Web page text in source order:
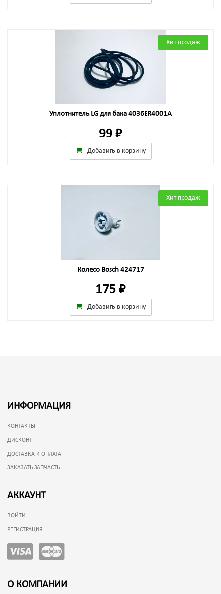
Хит продаж
Уплотнитель LG для бака 4036ER4001A
99 ₽
Добавить в корзину
Хит продаж
Колесо Bosch 424717
175 ₽
Добавить в корзину
ИНФОРМАЦИЯ
КОНТАКТЫ
ДИСКОНТ
ДОСТАВКА И ОПЛАТА
ЗАКАЗАТЬ ЗАПЧАСТЬ
АККАУНТ
ВОЙТИ
РЕГИСТРАЦИЯ
О КОМПАНИИ